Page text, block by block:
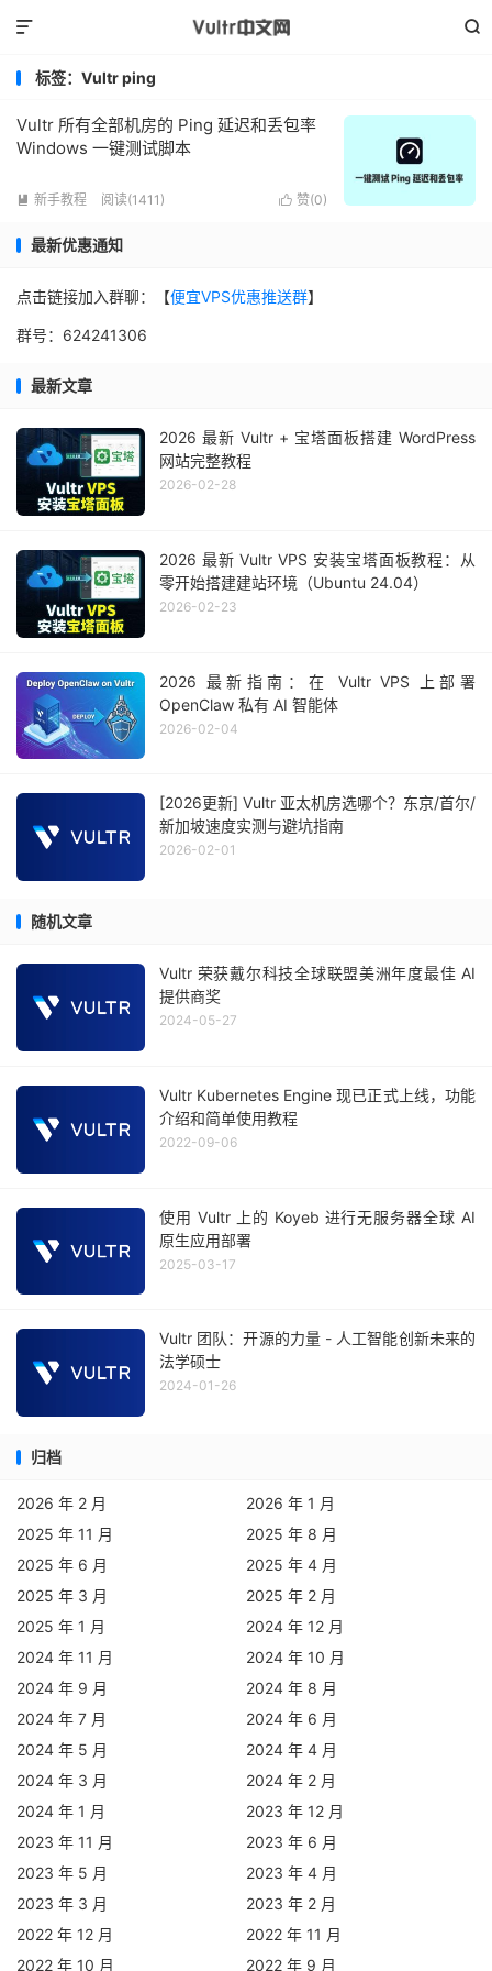


标签：Vultr ping
Vultr 所有全部机房的 Ping 延迟和丢包率
Windows 一键测试脚本
 新手教程 阅读(1411)  赞(0)
最新优惠通知
点击链接加入群聊：【便宜VPS优惠推送群】
群号：624241306
最新文章
2026 最新 Vultr + 宝塔面板搭建 WordPress
网站完整教程
2026-02-28
2026 最新 Vultr VPS 安装宝塔面板教程：从
零开始搭建建站环境（Ubuntu 24.04）
2026-02-23
2026 最新指南：在 Vultr VPS 上部署
OpenClaw 私有 AI 智能体
2026-02-04
[2026更新] Vultr 亚太机房选哪个？东京/首尔/
新加坡速度实测与避坑指南
2026-02-01
随机文章
Vultr 荣获戴尔科技全球联盟美洲年度最佳 AI
提供商奖
2024-05-27
Vultr Kubernetes Engine 现已正式上线，功能
介绍和简单使用教程
2022-09-06
使用 Vultr 上的 Koyeb 进行无服务器全球 AI
原生应用部署
2025-03-17
Vultr 团队：开源的力量 - 人工智能创新未来的
法学硕士
2024-01-26
归档
2026 年 2 月
2026 年 1 月
2025 年 11 月
2025 年 8 月
2025 年 6 月
2025 年 4 月
2025 年 3 月
2025 年 2 月
2025 年 1 月
2024 年 12 月
2024 年 11 月
2024 年 10 月
2024 年 9 月
2024 年 8 月
2024 年 7 月
2024 年 6 月
2024 年 5 月
2024 年 4 月
2024 年 3 月
2024 年 2 月
2024 年 1 月
2023 年 12 月
2023 年 11 月
2023 年 6 月
2023 年 5 月
2023 年 4 月
2023 年 3 月
2023 年 2 月
2022 年 12 月
2022 年 11 月
2022 年 10 月
2022 年 9 月